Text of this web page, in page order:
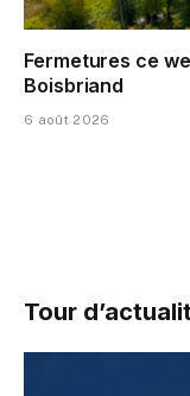
Fermetures ce
Boisbriand
6 août 2026
Tour